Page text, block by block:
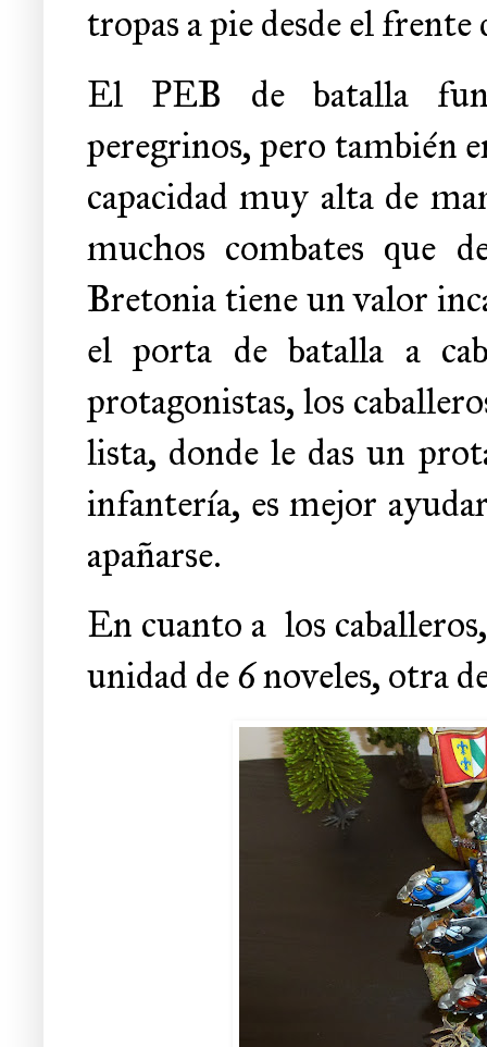
tropas a pie desde el frente
El PEB de batalla
peregrinos, pero también
capacidad muy alta de
muchos combates que
Bretonia tiene un valor
el porta de batalla a
protagonistas, los
lista, donde le das un
infantería, es mejor
apañarse.
En cuanto a los
unidad de 6 noveles, otra